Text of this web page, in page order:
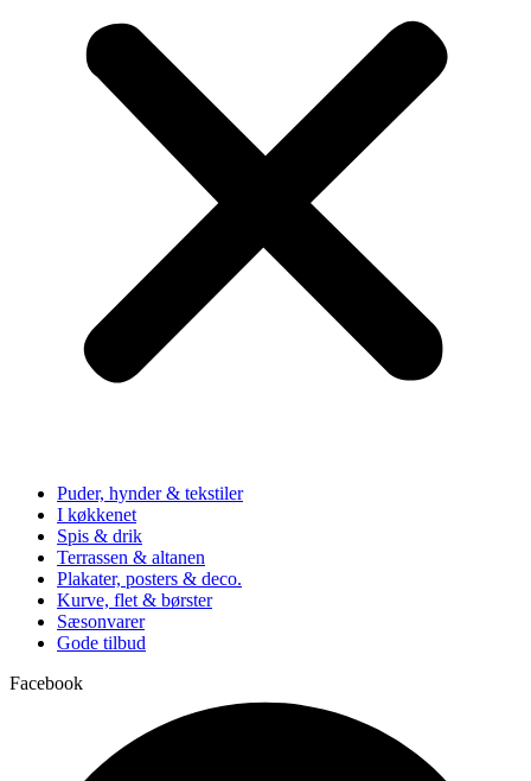
Puder, hynder & tekstiler
I køkkenet
Spis & drik
Terrassen & altanen
Plakater, posters & deco.
Kurve, flet & børster
Sæsonvarer
Gode tilbud
Facebook